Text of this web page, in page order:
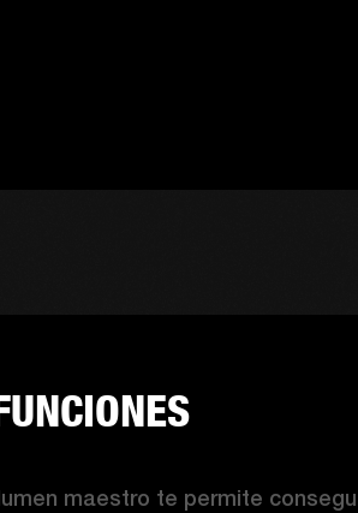
maestro te permite